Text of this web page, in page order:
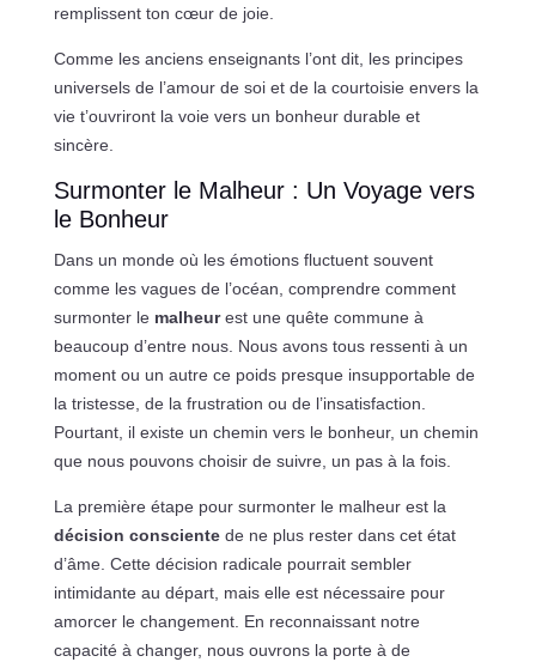
remplissent ton cœur de joie.
Comme les anciens enseignants l’ont dit, les principes
universels de l’amour de soi et de la courtoisie envers la
vie t’ouvriront la voie vers un bonheur durable et
sincère.
Surmonter le Malheur : Un Voyage vers
le Bonheur
Dans un monde où les émotions fluctuent souvent
comme les vagues de l’océan, comprendre comment
surmonter le malheurest une quête commune à
beaucoup d’entre nous. Nous avons tous ressenti à un
moment ou un autre ce poids presque insupportable de
la tristesse, de la frustration ou de l’insatisfaction.
Pourtant, il existe un chemin vers le bonheur, un chemin
que nous pouvons choisir de suivre, un pas à la fois.
La première étape pour surmonter le malheur est la
décision conscientede ne plus rester dans cet état
d’âme. Cette décision radicale pourrait sembler
intimidante au départ, mais elle est nécessaire pour
amorcer le changement. En reconnaissant notre
capacité à changer, nous ouvrons la porte à de